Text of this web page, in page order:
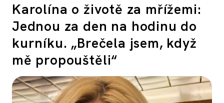
PSYCHOLOGIE
RODINA A DĚTI
SEX A VZTAHY
Karolína o životě za mřížemi:
Jednou za den na hodinu do
kurníku. „Brečela jsem, když
mě propouštěli“